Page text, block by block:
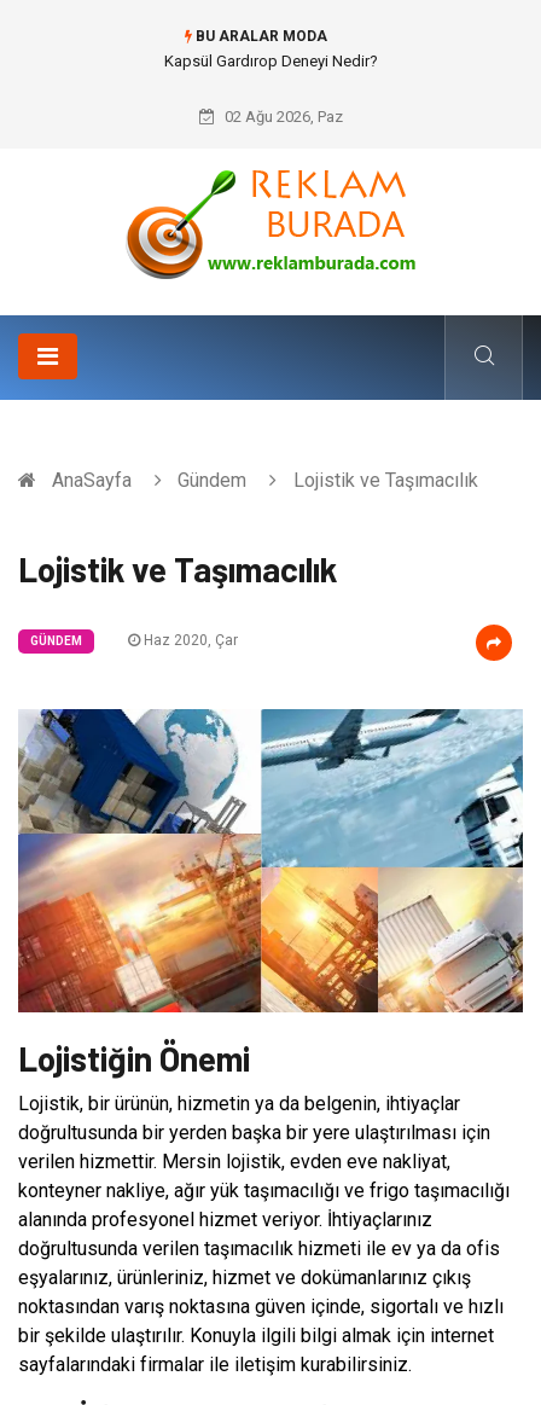
BU ARALAR MODA
Ataşehir Gitar Dersi Ve Modern Yaşamda Sanatla Gelen Dinginlik
02 Ağu 2026, Paz
AnaSayfa Gündem Lojistik ve Taşımacılık
Lojistik ve Taşımacılık
GÜNDEM Haz 2020, Çar
Lojistiğin Önemi
Lojistik, bir ürünün, hizmetin ya da belgenin, ihtiyaçlar
doğrultusunda bir yerden başka bir yere ulaştırılması için
verilen hizmettir. Mersin lojistik, evden eve nakliyat,
konteyner nakliye, ağır yük taşımacılığı ve frigo taşımacılığı
alanında profesyonel hizmet veriyor. İhtiyaçlarınız
doğrultusunda verilen taşımacılık hizmeti ile ev ya da ofis
eşyalarınız, ürünleriniz, hizmet ve dokümanlarınız çıkış
noktasından varış noktasına güven içinde, sigortalı ve hızlı
bir şekilde ulaştırılır. Konuyla ilgili bilgi almak için internet
sayfalarındaki firmalar ile iletişim kurabilirsiniz.